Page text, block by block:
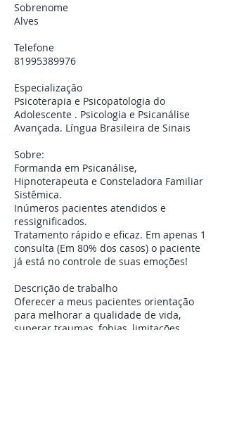
Sobrenome
Alves
Telefone
81995389976
Especialização
Psicoterapia e Psicopatologia do
Adolescente . Psicologia e Psicanálise
Avançada. Língua Brasileira de Sinais
Sobre:
Formanda em Psicanálise,
Hipnoterapeuta e Consteladora Familiar
Sistêmica.
Inúmeros pacientes atendidos e
ressignificados.
Tratamento rápido e eficaz. Em apenas 1
consulta (Em 80% dos casos) o paciente
já está no controle de suas emoções!
Descrição de trabalho
Oferecer a meus pacientes orientação
para melhorar a qualidade de vida,
superar traumas, fobias, limitações,